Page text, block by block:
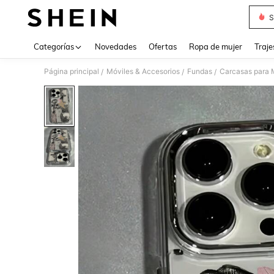
Categorías Novedades Ofertas Ropa de mujer
Página principal / Móviles & Accesorios / Fundas / Carcasas para